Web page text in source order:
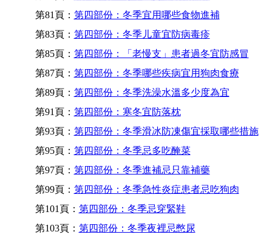
第81頁： 第四部份：冬季宜用哪些食物進補
第83頁： 第四部份：冬季儿童宜防病毒疹
第85頁： 第四部份：「老慢支」患者過冬宜防感冒
第87頁： 第四部份：冬季哪些疾病宜用狗肉食療
第89頁： 第四部份：冬季洗澡水溫多少度為宜
第91頁： 第四部份：寒冬宜防落枕
第93頁： 第四部份：冬季滑冰防凍傷宜採取哪些措施
第95頁： 第四部份：冬季忌多吃醃菜
第97頁： 第四部份：冬季進補忌只靠補藥
第99頁： 第四部份：冬季急性炎症患者忌吃狗肉
第101頁： 第四部份：冬季忌穿緊鞋
第103頁： 第四部份：冬季夜裡忌憋尿